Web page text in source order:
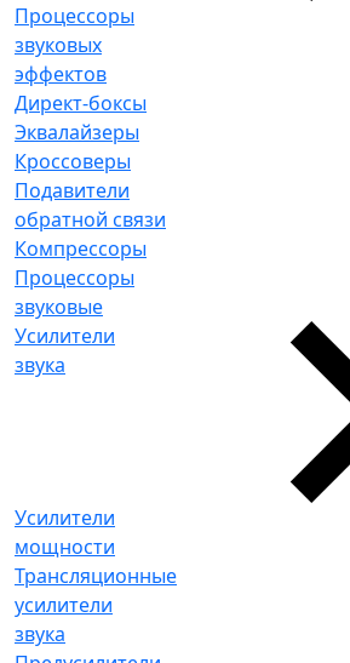
Процессоры
звуковых
эффектов
Директ-боксы
Эквалайзеры
Кроссоверы
Подавители
обратной связи
Компрессоры
Процессоры
звуковые
Усилители
звука
Усилители
мощности
Трансляционные
усилители
звука